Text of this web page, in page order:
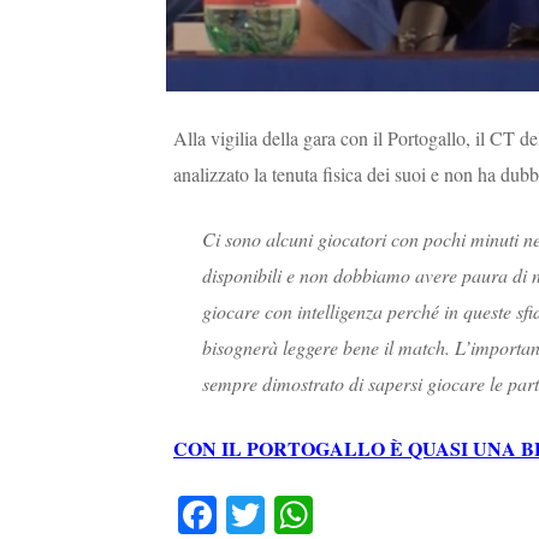
Alla vigilia della gara con il Portogallo, il CT
analizzato la tenuta fisica dei suoi e non ha
Ci sono alcuni giocatori con pochi minuti
disponibili e non dobbiamo avere paura di
giocare con intelligenza perché in queste
bisognerà leggere bene il match.
sempre dimostrato di sapersi giocare le
CON IL PORTOGALLO È QUASI UNA
Fa T